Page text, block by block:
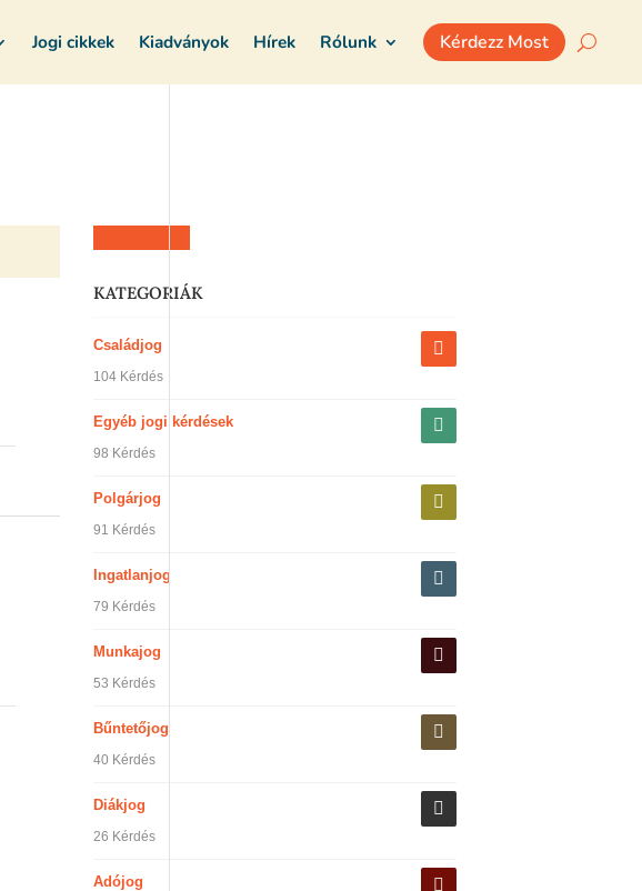
Jogi cikkek Kiadványok Hírek Rólunk Kérdezz Most
KATEGORIÁK
Családjog
104 Kérdés
Egyéb jogi kérdések
98 Kérdés
Polgárjog
91 Kérdés
Ingatlanjog
79 Kérdés
Munkajog
53 Kérdés
Bűntetőjog
40 Kérdés
Diákjog
26 Kérdés
Adójog